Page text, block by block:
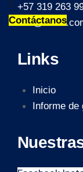
Contáctanos
+57 319 263
Links
Inicio
Informe de